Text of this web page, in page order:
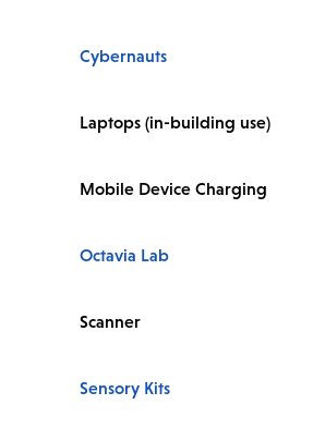
Cybernauts
Laptops (in-building use)
Mobile Device Charging
Octavia Lab
Scanner
Sensory Kits